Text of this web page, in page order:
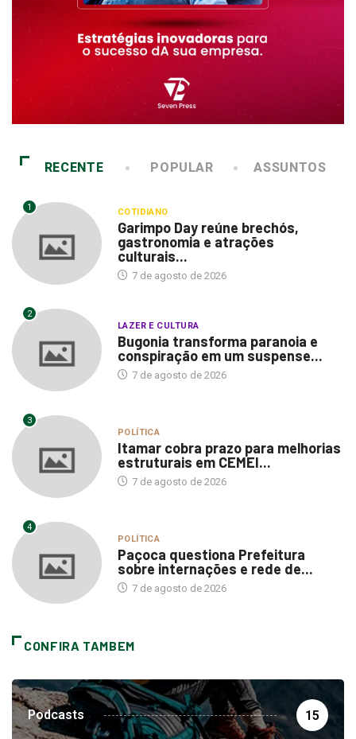
RECENTE POPULAR ASSUNTOS
1 COTIDIANO
Garimpo Day reúne brechós,
gastronomia e atrações
culturais...
7 de agosto de 2026
2
LAZER E CULTURA
Bugonia transforma paranoia e
conspiração em um suspense...
7 de agosto de 2026
3
POLÍTICA
Itamar cobra prazo para melhorias
estruturais em CEMEI...
7 de agosto de 2026
4
POLÍTICA
Paçoca questiona Prefeitura
sobre internações e rede de...
7 de agosto de 2026
CONFIRA TAMBEM
Podcasts 15